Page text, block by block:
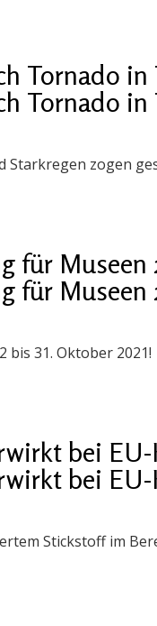
Tornado in
Tornado in
Starkregen zogen
für Museen
für Museen
bis 31. Oktober 2021!
bei
bei
Stickstoff im